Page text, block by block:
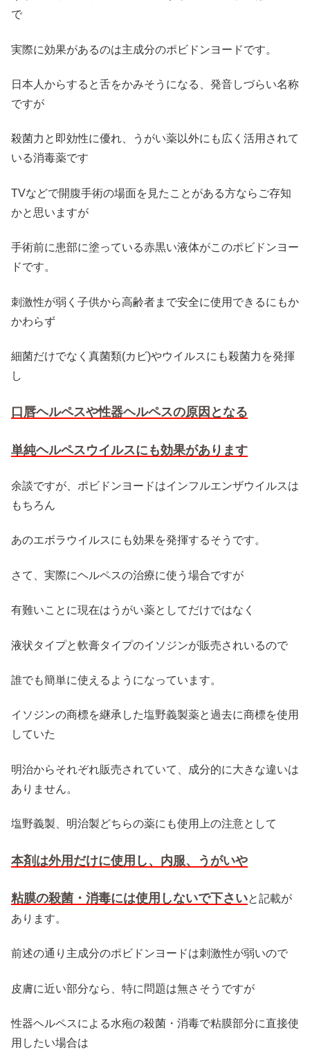
で
実際に効果があるのは主成分のポビドンヨードです。
日本人からすると舌をかみそうになる、発音しづらい名称
ですが
殺菌力と即効性に優れ、うがい薬以外にも広く活用されて
いる消毒薬です
TVなどで開腹手術の場面を見たことがある方ならご存知
かと思いますが
手術前に患部に塗っている赤黒い液体がこのポビドンヨー
ドです。
刺激性が弱く子供から高齢者まで安全に使用できるにもか
かわらず
細菌だけでなく真菌類(カビ)やウイルスにも殺菌力を発揮
し
口唇ヘルペスや性器ヘルペスの原因となる
単純ヘルペスウイルスにも効果があります
余談ですが、ポビドンヨードはインフルエンザウイルスは
もちろん
あのエボラウイルスにも効果を発揮するそうです。
さて、実際にヘルペスの治療に使う場合ですが
有難いことに現在はうがい薬としてだけではなく
液状タイプと軟膏タイプのイソジンが販売されいるので
誰でも簡単に使えるようになっています。
イソジンの商標を継承した塩野義製薬と過去に商標を使用
していた
明治からそれぞれ販売されていて、成分的に大きな違いは
ありません。
塩野義製、明治製どちらの薬にも使用上の注意として
本剤は外用だけに使用し、内服、うがいや
粘膜の殺菌・消毒には使用しないで下さいと記載が
あります。
前述の通り主成分のポビドンヨードは刺激性が弱いので
皮膚に近い部分なら、特に問題は無さそうですが
性器ヘルペスによる水疱の殺菌・消毒で粘膜部分に直接使
用したい場合は